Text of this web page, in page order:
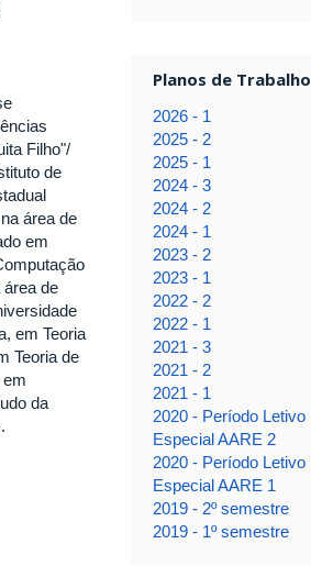
Filho"/
de
área de
em
de
em Teoria
Teoria de
da
Planos de Trabalho
2026 - 1
2025 - 2
2025 - 1
2024 - 3
2024 - 2
2024 - 1
2023 - 2
2023 - 1
2022 - 2
2022 - 1
2021 - 3
2021 - 2
2021 - 1
2020 - Período Letivo
Especial AARE 2
2020 - Período Letivo
Especial AARE 1
2019 - 2º semestre
2019 - 1º semestre